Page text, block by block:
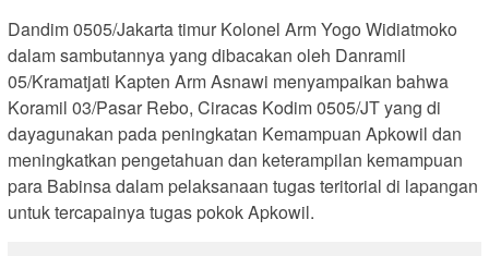
Dandim 0505/Jakarta timur Kolonel Arm Yogo Widiatmoko
dalam sambutannya yang dibacakan oleh Danramil
05/Kramatjati Kapten Arm Asnawi menyampaikan bahwa
Koramil 03/Pasar Rebo, Ciracas Kodim 0505/JT yang di
dayagunakan pada peningkatan Kemampuan Apkowil dan
meningkatkan pengetahuan dan keterampilan kemampuan
para Babinsa dalam pelaksanaan tugas teritorial di lapangan
untuk tercapainya tugas pokok Apkowil.